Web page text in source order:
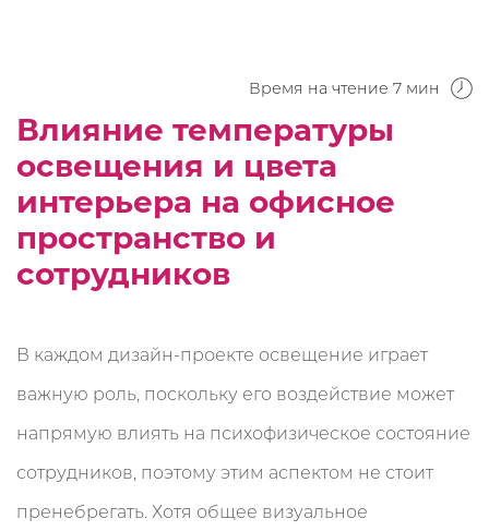
Время на чтение 7 мин
Влияние температуры
освещения и цвета
интерьера на офисное
пространство и
сотрудников
В каждом дизайн-проекте освещение играет
важную роль, поскольку его воздействие может
напрямую влиять на психофизическое состояние
сотрудников, поэтому этим аспектом не стоит
пренебрегать. Хотя общее визуальное